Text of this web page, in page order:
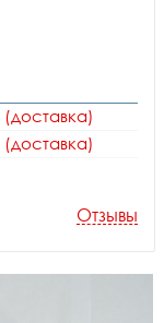
(доставка)
(доставка)
Отзывы